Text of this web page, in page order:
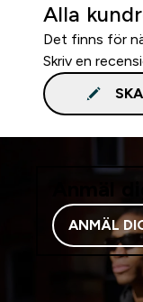
Alla
Det finns för
Skriv en
Anmäl
ANMÄL